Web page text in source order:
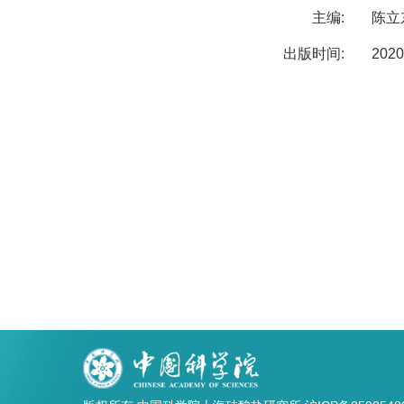
主编: 陈立
出版时间: 2020